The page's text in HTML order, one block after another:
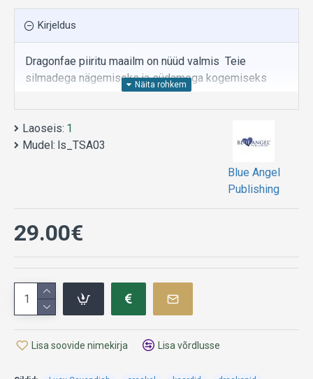
Kirjeldus
Dragonfae piiritu maailm on nüüd valmis Teie
silmadega nägemiseks ja südamega kogemiseks
Laoseis: 1
Mudel: ls_TSA03
Blue Angel
Publishing
29.00€
Lisa soovide nimekirja Lisa võrdlusse